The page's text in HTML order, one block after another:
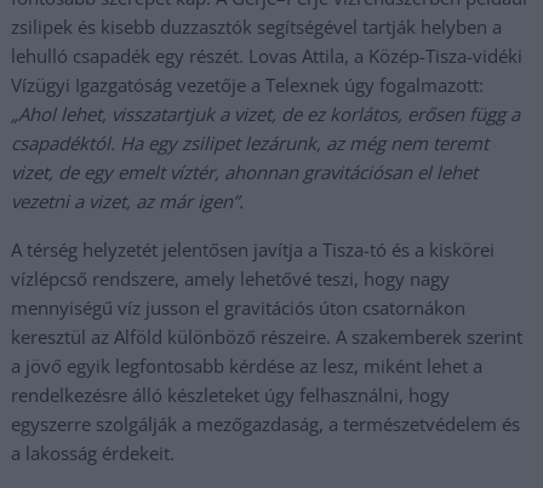
zsilipek és kisebb duzzasztók segítségével tartják helyben a
lehulló csapadék egy részét. Lovas Attila, a Közép-Tisza-vidéki
Vízügyi Igazgatóság vezetője a Telexnek úgy fogalmazott:
„Ahol lehet, visszatartjuk a vizet, de ez korlátos, erősen függ a
csapadéktól. Ha egy zsilipet lezárunk, az még nem teremt
vizet, de egy emelt víztér, ahonnan gravitációsan el lehet
vezetni a vizet, az már igen”.
A térség helyzetét jelentősen javítja a Tisza-tó és a kiskörei
vízlépcső rendszere, amely lehetővé teszi, hogy nagy
mennyiségű víz jusson el gravitációs úton csatornákon
keresztül az Alföld különböző részeire. A szakemberek szerint
a jövő egyik legfontosabb kérdése az lesz, miként lehet a
rendelkezésre álló készleteket úgy felhasználni, hogy
egyszerre szolgálják a mezőgazdaság, a természetvédelem és
a lakosság érdekeit.